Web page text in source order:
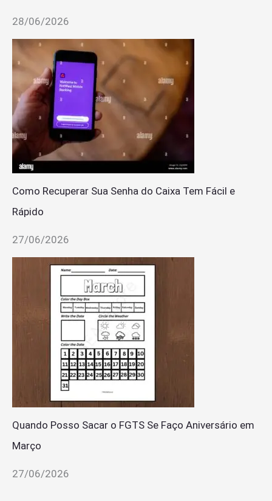
28/06/2026
Como Recuperar Sua Senha do Caixa Tem Fácil e
Rápido
27/06/2026
Quando Posso Sacar o FGTS Se Faço Aniversário em
Março
27/06/2026